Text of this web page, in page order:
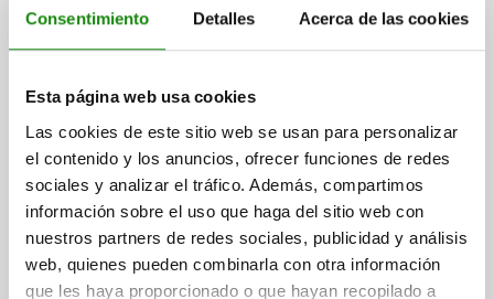
Consentimiento Detalles Acerca de las cookies
Esta página web usa cookies
Las cookies de este sitio web se usan para personalizar
el contenido y los anuncios, ofrecer funciones de redes
sociales y analizar el tráfico. Además, compartimos
información sobre el uso que haga del sitio web con
nuestros partners de redes sociales, publicidad y análisis
web, quienes pueden combinarla con otra información
que les haya proporcionado o que hayan recopilado a
ACERO NEGRO RAL9005
DIÁMETRO EXTERIOR=69 ALTURA=15
COLOR DEL CUERPO DE BASE=NEGRO RAL 9005
L1=10
V=8
V1=7,9 V2=8,15 NÚMERO DE RADIOS=3
Referencia:06289-070080
$32.77
más IVA.
DETALLES